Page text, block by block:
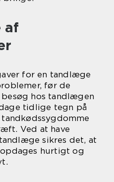
af
for en tandlæge
før de
hos tandlægen
tidlige tegn på
Ved at have
sikres det, at
hurtigt og